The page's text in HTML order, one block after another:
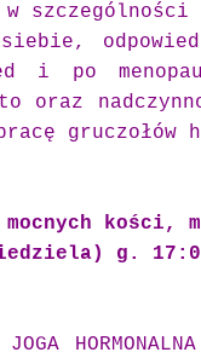
szczególności
i po
oraz
gruczołów
mocnych
g.